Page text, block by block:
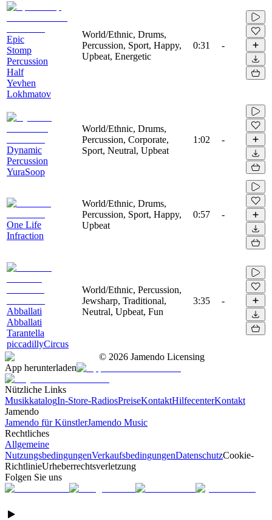
Epic
Stomp
Percussion
Half
Yevhen
Lokhmatov
World/Ethnic, Drums,
Percussion, Sport, Happy,
Upbeat, Energetic
0:31 -
Dynamic
Percussion
YuraSoop
World/Ethnic, Drums,
Percussion, Corporate,
Sport, Neutral, Upbeat
1:02 -
One Life
Infraction
World/Ethnic, Drums,
Percussion, Sport, Happy,
Upbeat
0:57 -
Abballati
Abballati
Tarantella
piccadillyCircus
World/Ethnic, Percussion,
Jewsharp, Traditional,
Neutral, Upbeat, Fun
3:35 -
© 2026 Jamendo Licensing
App herunterladen
Nützliche Links
MusikkatalogIn-Store-RadiosPreiseKontaktHilfecenterKontakt
Jamendo
Jamendo für KünstlerJamendo Music
Rechtliches
Allgemeine
NutzungsbedingungenVerkaufsbedingungenDatenschutzCookie-
RichtlinieUrheberrechtsverletzung
Folgen Sie uns